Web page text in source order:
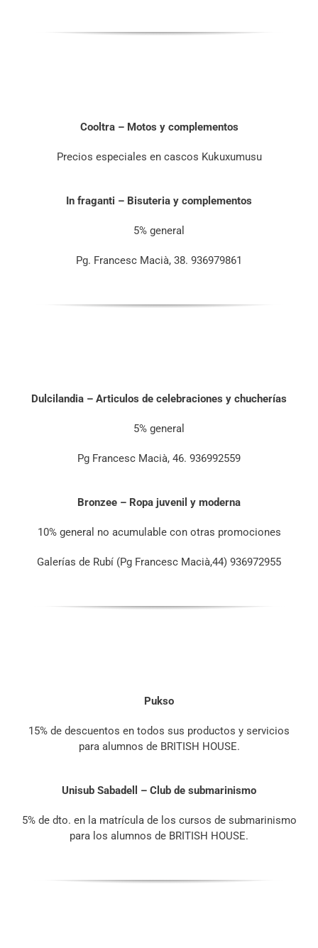
Cooltra – Motos y complementos
Precios especiales en cascos Kukuxumusu
In fraganti – Bisuteria y complementos
5% general
Pg. Francesc Macià, 38. 936979861
Dulcilandia – Articulos de celebraciones y chucherías
5% general
Pg Francesc Macià, 46. 936992559
Bronzee – Ropa juvenil y moderna
10% general no acumulable con otras promociones
Galerías de Rubí (Pg Francesc Macià,44) 936972955
Pukso
15% de descuentos en todos sus productos y servicios
para alumnos de BRITISH HOUSE.
Unisub Sabadell – Club de submarinismo
5% de dto. en la matrícula de los cursos de submarinismo
para los alumnos de BRITISH HOUSE.